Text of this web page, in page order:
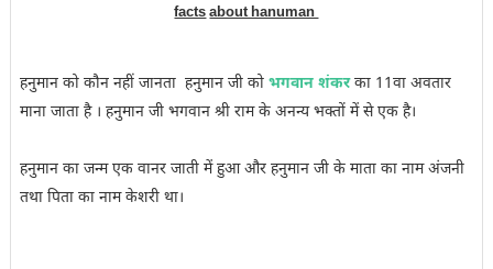
facts about hanuman
हनुमान को कौन नहीं जानता हनुमान जी को भगवान शंकरका 11वा अवतार
माना जाता है । हनुमान जी भगवान श्री राम के अनन्य भक्तों में से एक है।
हनुमान का जन्म एक वानर जाती में हुआ और हनुमान जी के माता का नाम अंजनी
तथा पिता का नाम केशरी था।